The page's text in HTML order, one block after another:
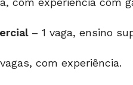
– 1 vaga, ensino
com experiência.